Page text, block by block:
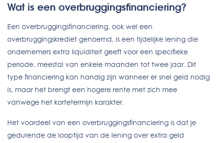
Wat is een overbruggingsfinanciering?
Een overbruggingsfinanciering, ook wel een
overbruggingskrediet genoemd, is een tijdelijke lening die
ondernemers extra liquiditeit geeft voor een specifieke
periode, meestal van enkele maanden tot twee jaar. Dit
type financiering kan handig zijn wanneer er snel geld nodig
is, maar het brengt een hogere rente met zich mee
vanwege het kortetermijn karakter.
Het voordeel van een overbruggingsfinanciering is dat je
gedurende de looptijd van de lening over extra geld